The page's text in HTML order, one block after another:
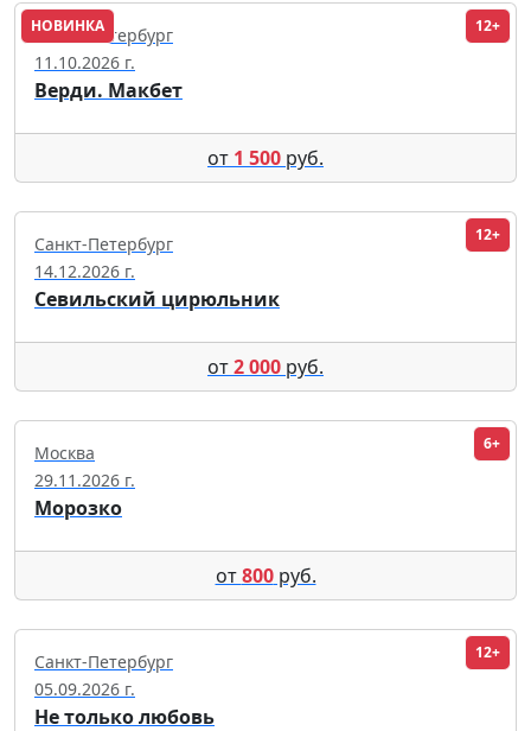
НОВИНКА 12+
Санкт-Петербург
11.10.2026 г.
Верди. Макбет
от 1 500 руб.
12+
Санкт-Петербург
14.12.2026 г.
Севильский цирюльник
от2 000 руб.
6+
Москва
29.11.2026 г.
Морозко
от800руб.
12+
Санкт-Петербург
05.09.2026 г.
Не только любовь